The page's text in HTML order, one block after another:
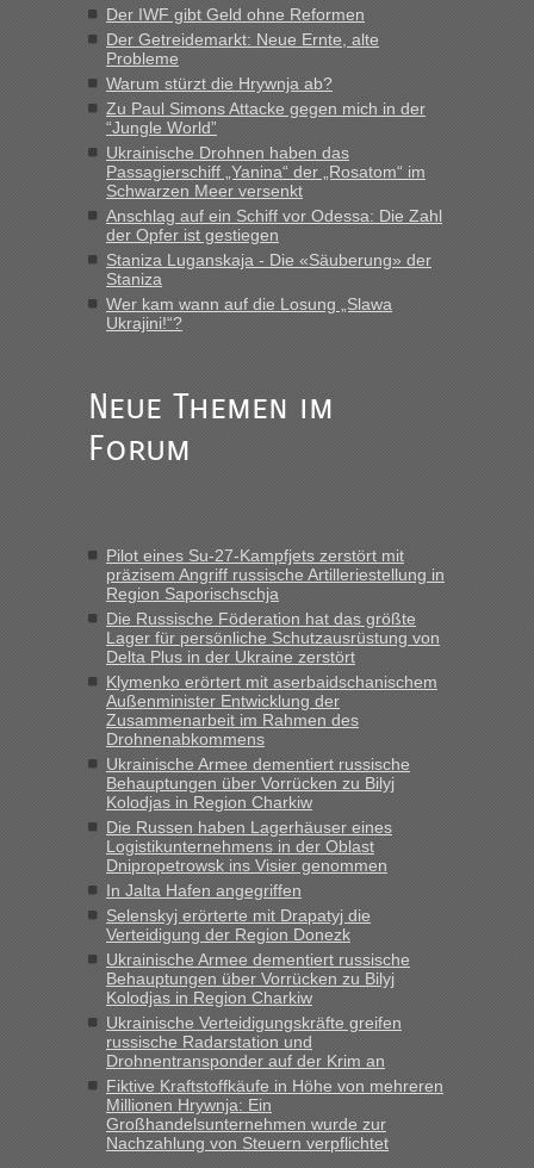
MHG1023 inBerichte und Reisetipps • Re: Mit dem Zug in
die Ukraine
„Man sollte aber explizit dazu schreiben, daß es ein Zug von
LeoExpress ist - und nur auf deren Webseite kann man die
Fahrkarten kaufen. Zumindest ist es die erste Umsteigefreie
Verbindung von Deutschland...“
Recht, Visa und Dokumente • Re: Deklaration
gebrauchter Kleidung beim Zoll
„Vielen Dank, mit einem Briefchen meiner Frau im Gepäck
gab es keine Probleme“
fast 11 Milliarden aufgedeckt
„Am besten wäre natürlich, wenn die Frau mit dabei ist.
Alleinreisende Männer stehen schließlich immer unter
Milliarden aufgedeckt
„Kein Zoll. Du musst an sich nur sagen dass das privat ist
und du nicht damit handeln willst. So lange das nicht
Originalverpackt ist und ersichlich das nicht neu sollte es
keine Probleme geben“
Recht, Visa und Dokumente • Deklaration
gebrauchter Kleidung beim Zoll
„Hallo Leute, ich weiß nicht, ob ich hier richtig bin mit meiner
Anfrage. Ich möchte 4 Umzugskartons mit gebrauchter
Straßen Kleidung bei der Einreise in die Ukraine
mitnehmen. Es ist gebrauchte Kleidung...“
Berichte und Reisetipps • Re: An welchem
Grenzübergang zwischen Polen und der Ukraine geht es am
schnellsten?
„Wir sind mit unserem Wohnmobil, wie geplant am Montag
15.6. in Krakovets rüber. Sehr zeitig los gegen 5 Uhr in der
Früh. Mit sehr sehr wenig Verkehr, super bis zur Grenze. Nur
8 PKW vor der Schranke....“
inBerichte und Reisetipps • Re: An welchem
Grenzübergang zwischen Polen und der Ukraine geht es am
schnellsten?
„Gestern 6 Stunden warten vor der Grenze Richtung Polen
Der IWF gibt Geld ohne Reformen
Der Getreidemarkt: Neue Ernte, alte
Probleme
Warum stürzt die Hrywnja ab?
Zu Paul Simons Attacke gegen mich in der
“Jungle World”
Ukrainische Drohnen haben das
Passagierschiff „Yanina“ der „Rosatom“ im
Schwarzen Meer versenkt
Anschlag auf ein Schiff vor Odessa: Die Zahl
der Opfer ist gestiegen
Staniza Luganskaja - Die «Säuberung» der
Staniza
Wer kam wann auf die Losung „Slawa
Ukrajini!“?
Neue Themen im
Forum
Pilot eines Su-27-Kampfjets zerstört mit
präzisem Angriff russische Artilleriestellung in
Region Saporischschja
Die Russische Föderation hat das größte
Lager für persönliche Schutzausrüstung von
Delta Plus in der Ukraine zerstört
Klymenko erörtert mit aserbaidschanischem
Außenminister Entwicklung der
Zusammenarbeit im Rahmen des
Drohnenabkommens
Ukrainische Armee dementiert russische
Behauptungen über Vorrücken zu Bilyj
Kolodjas in Region Charkiw
Die Russen haben Lagerhäuser eines
Logistikunternehmens in der Oblast
Dnipropetrowsk ins Visier genommen
In Jalta Hafen angegriffen
Selenskyj erörterte mit Drapatyj die
Verteidigung der Region Donezk
Ukrainische Armee dementiert russische
Behauptungen über Vorrücken zu Bilyj
Kolodjas in Region Charkiw
Ukrainische Verteidigungskräfte greifen
russische Radarstation und
Drohnentransponder auf der Krim an
Fiktive Kraftstoffkäufe in Höhe von mehreren
Millionen Hrywnja: Ein
Großhandelsunternehmen wurde zur
Nachzahlung von Steuern verpflichtet